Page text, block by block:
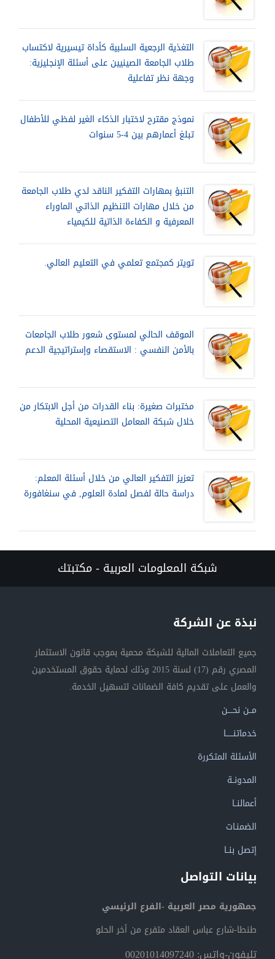
التغذية الرجعية السلبية كأداة تيسيرية لاكتساب
طلاب الجامعة الصينيين على أسئلة الإنجليزية:
وجهة نظر تفاعلية
نموذج مقترح لاختبار الذكاء الغير لفظي للأطفال
تبلغ أعمارهم بين 4-5 سنوات
التنبؤ بمهارات التفكير الناقد لدي طلاب الجامعة
من خلال مهارات التنظيم الذاتي الماوراء
المعرفية و الكفاءة الذاتية للكيمياء
تويتر كمجتمع تعلمي في التعليم العالي.
الموقف الحالي لمستوى شعور طلاب الجامعات
بالأمن النفسي : الاستقصاء وإستراتيجية الدعم
مختبرات صغيرة: بناء القدرات من أجل الابتكار من
خلال شبكة المعامل التصنيعية المحلية
تعزيز التفكير العالي من خلال أسئلة المعلم:
دراسة حالة لفصل لمادة العلوم, في سنغافورة
شبكة المعلومات العربية - مكتبتك
نبذة عن الشركة
جميع التعاملات المالية للشبكة محمية بموجب قانون الاستثمار
المصري رقم (17) لسنة 2015 وذلك لحماية حقوق المستخدمين
والعمل على تقديم كافة الضمانات لتسهيل الخدمة.
مــن نحــــن
خدماتنــــــا
الأسئلة المتكررة
المدونــة
أعمالنــا
الضمنـات
إتصل بنــا
بيانات التواصل
جمهورية مصر العربية -الفرع الرئيسي
طنطا-شارع عباس العقاد متفرع من أخر الحلو
تليفون-واتس: 00201014097240